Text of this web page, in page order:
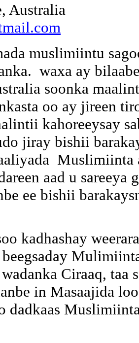
Australia
muslimiintu
waxa ay
soonka
oo ay jireen
kahoreeysay
jiray bishii
Muslimiinta
aad u sareeya
ee bishii
kadhashay
beegsaday
Ciraaq, taa
in Masaajida
dadkaas